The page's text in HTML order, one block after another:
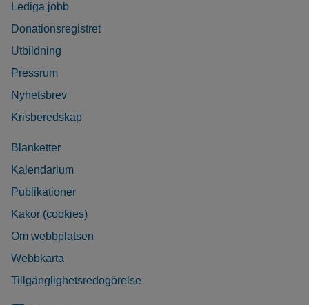
Lediga jobb
Donationsregistret
Utbildning
Pressrum
Nyhetsbrev
Krisberedskap
Blanketter
Kalendarium
Publikationer
Kakor (cookies)
Om webbplatsen
Webbkarta
Tillgänglighetsredogörelse